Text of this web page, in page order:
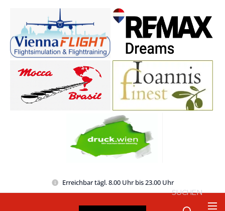
Erreichbar tägl. 8.00 Uhr bis 23.00 Uhr
SUCHEN